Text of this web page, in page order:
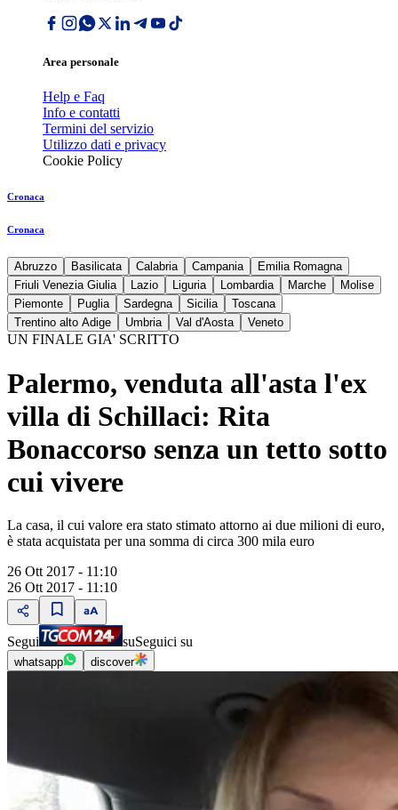
Area personale
Help e Faq
Info e contatti
Termini del servizio
Utilizzo dati e privacy
Cookie Policy
Cronaca
Cronaca
Abruzzo Basilicata Calabria Campania
Emilia Romagna
Friuli Venezia Giulia
Lazio Liguria Lombardia Marche
Molise
Piemonte
Puglia Sardegna Sicilia
Toscana
Trentino alto Adige
Umbria Val d'Aosta Veneto
UN FINALE GIA' SCRITTO
Palermo, venduta all'asta l'ex
villa di Schillaci: Rita
Bonaccorso senza un tetto sotto
cui vivere
La casa, il cui valore era stato stimato attorno ai due milioni di euro,
è stata acquistata per una somma di circa 300 mila euro
26 Ott 2017 - 11:10
26 Ott 2017 - 11:10
Segui suSeguici su
whatsapp discover